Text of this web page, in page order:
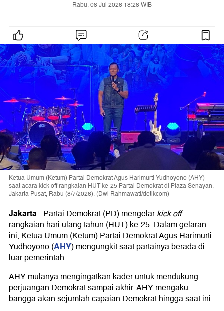
Rabu, 08 Jul 2026 18:28 WIB
Ketua Umum (Ketum) Partai Demokrat Agus Harimurti Yudhoyono (AHY)
saat acara kick off rangkaian HUT ke-25 Partai Demokrat di Plaza Senayan,
Jakarta Pusat, Rabu (8/7/2026). (Dwi Rahmawati/detikcom)
Jakarta-Partai Demokrat (PD) mengelarkick off
rangkaian hari ulang tahun (HUT) ke-25. Dalam gelaran
ini, Ketua Umum (Ketum) Partai Demokrat Agus Harimurti
Yudhoyono (AHY) mengungkit saat partainya berada di
luar pemerintah.
AHY mulanya mengingatkan kader untuk mendukung
perjuangan Demokrat sampai akhir. AHY mengaku
bangga akan sejumlah capaian Demokrat hingga saat ini.